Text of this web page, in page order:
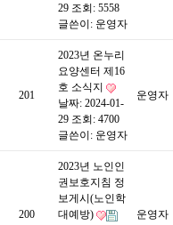
29 조회: 5558
글쓴이: 운영자
201
2023년 온누리
요양센터 제16
호 소식지
날짜: 2024-01-
29 조회: 4700
글쓴이: 운영자
운영자
200
2023년 노인인
권보호지침 정
보게시(노인학
대예방)
운영자